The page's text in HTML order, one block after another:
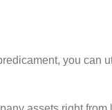
you